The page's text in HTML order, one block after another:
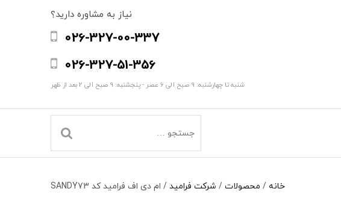
نیاز به مشاوره دارید؟
026-327-00-337
026-327-51-356
شنبه تا چهارشنبه: 9 صبح الی 6 عصر - پنجشنبه: 9 صبح الی 2 بعد از ظهر
خانه / محصولات / شرکت فرامید / ام دی اف فرامید کد SANDY73